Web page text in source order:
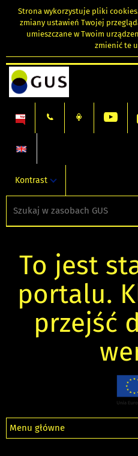
Strona wykorzystuje pliki cookies
zmiany ustawień Twojej
umieszczane w Twoim
zmienić te
Kontrast
To jest
portalu.
przejść
Menu główne